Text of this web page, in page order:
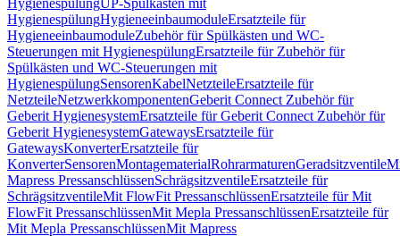
HygienespülungUP-Spülkästen mit
HygienespülungHygieneeinbaumoduleErsatzteile für
HygieneeinbaumoduleZubehör für Spülkästen und WC-
Steuerungen mit HygienespülungErsatzteile für Zubehör für
Spülkästen und WC-Steuerungen mit
HygienespülungSensorenKabelNetzteileErsatzteile für
NetzteileNetzwerkkomponentenGeberit Connect Zubehör für
Geberit HygienesystemErsatzteile für Geberit Connect Zubehör für
Geberit HygienesystemGatewaysErsatzteile für
GatewaysKonverterErsatzteile für
KonverterSensorenMontagematerialRohrarmaturenGeradsitzventile
Mapress PressanschlüssenSchrägsitzventileErsatzteile für
SchrägsitzventileMit FlowFit PressanschlüssenErsatzteile für Mit
FlowFit PressanschlüssenMit Mepla PressanschlüssenErsatzteile für
Mit Mepla PressanschlüssenMit Mapress